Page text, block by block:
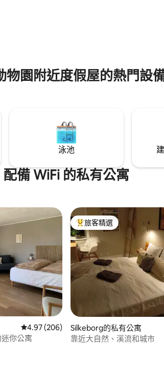
分 5 分）
物園附近度假屋的熱門設
泳池
配備 WiFi 的私有公寓
分 5 分）
從 206 則評價中獲得 4.97 的平均評分（
4.97 (206)
你公寓
旅客精選榜首
旅客精選
Silkeborg的私有公寓
靠近大自然、溪流和城市